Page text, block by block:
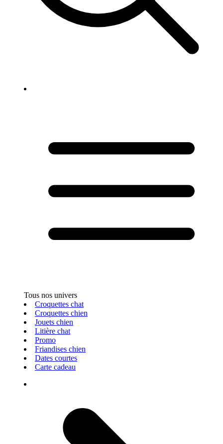
Tous nos univers
Croquettes chat
Croquettes chien
Jouets chien
Litière chat
Promo
Friandises chien
Dates courtes
Carte cadeau